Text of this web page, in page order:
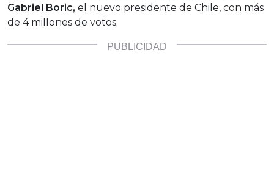
Gabriel Boric, el nuevo presidente de Chile, con más
de 4 millones de votos.